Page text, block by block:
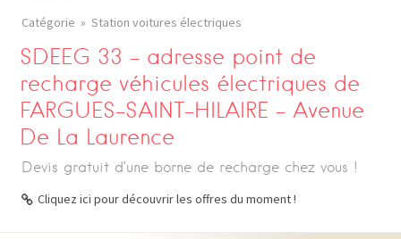
Catégorie Station voitures électriques
SDEEG 33 – adresse point de
recharge véhicules électriques de
FARGUES-SAINT-HILAIRE – Avenue
De La Laurence
Devis gratuit d’une borne de recharge chez vous !
Cliquez ici pour découvrir les offres du moment !